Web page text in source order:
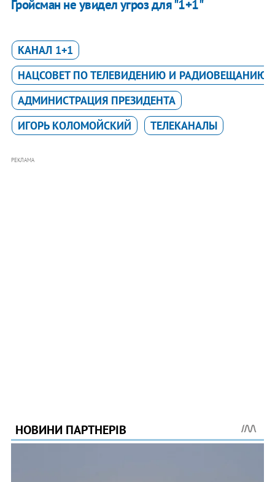
Гройсман не увидел угроз для "1+1"
КАНАЛ 1+1
НАЦСОВЕТ ПО ТЕЛЕВИДЕНИЮ И РАДИОВЕЩАНИЮ
АДМИНИСТРАЦИЯ ПРЕЗИДЕНТА
ИГОРЬ КОЛОМОЙСКИЙ
ТЕЛЕКАНАЛЫ
РЕКЛАМА